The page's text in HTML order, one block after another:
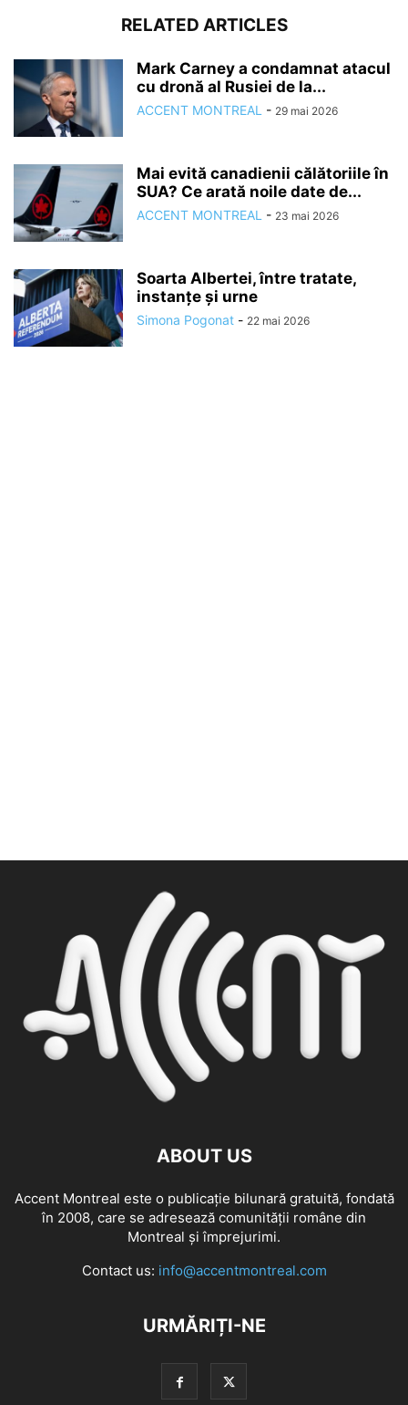
RELATED ARTICLES
Mark Carney a condamnat atacul
cu dronă al Rusiei de la...
ACCENT MONTREAL - 29 mai 2026
Mai evită canadienii călătoriile în
SUA? Ce arată noile date de...
ACCENT MONTREAL - 23 mai 2026
Soarta Albertei, între tratate,
instanțe și urne
Simona Pogonat - 22 mai 2026
ABOUT US
Accent Montreal este o publicație bilunară gratuită, fondată
în 2008, care se adresează comunităţii române din
Montreal şi împrejurimi.
Contact us: info@accentmontreal.com
URMĂRIȚI-NE